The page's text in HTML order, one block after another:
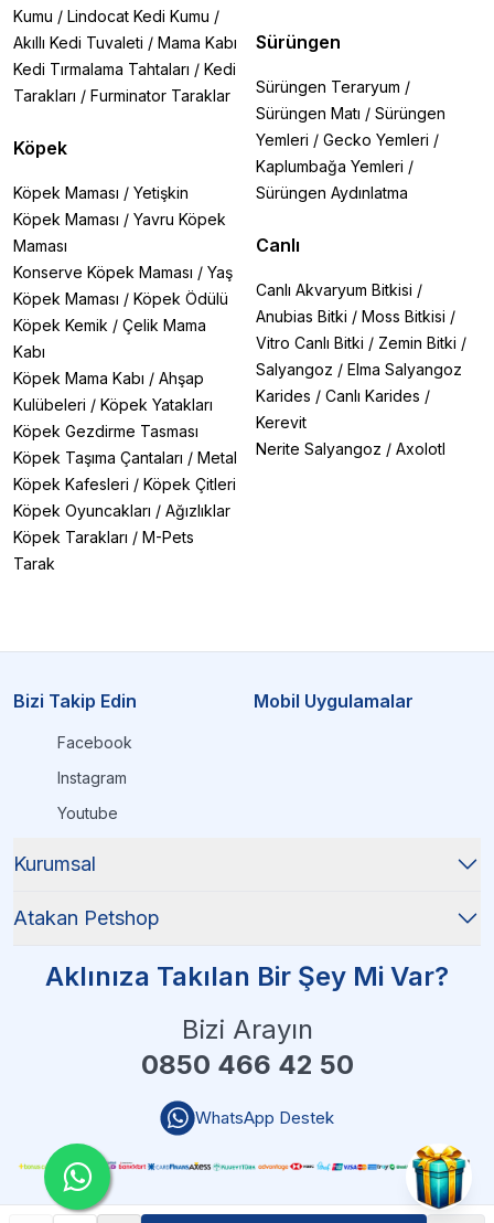
Kumu / Lindocat Kedi Kumu /
Akıllı Kedi Tuvaleti / Mama Kabı
Kedi Tırmalama Tahtaları / Kedi
Tarakları / Furminator Taraklar
Köpek
Köpek Maması / Yetişkin
Köpek Maması / Yavru Köpek
Maması
Konserve Köpek Maması / Yaş
Köpek Maması / Köpek Ödülü
Köpek Kemik / Çelik Mama
Kabı
Köpek Mama Kabı / Ahşap
Kulübeleri / Köpek Yatakları
Köpek Gezdirme Tasması
Köpek Taşıma Çantaları / Metal
Köpek Kafesleri / Köpek Çitleri
Köpek Oyuncakları / Ağızlıklar
Köpek Tarakları / M-Pets
Tarak
Sürüngen
Sürüngen Teraryum /
Sürüngen Matı / Sürüngen
Yemleri / Gecko Yemleri /
Kaplumbağa Yemleri /
Sürüngen Aydınlatma
Canlı
Canlı Akvaryum Bitkisi /
Anubias Bitki / Moss Bitkisi /
Vitro Canlı Bitki / Zemin Bitki /
Salyangoz / Elma Salyangoz
Karides / Canlı Karides /
Kerevit
Nerite Salyangoz / Axolotl
Bizi Takip Edin
Facebook
Instagram
Youtube
Mobil Uygulamalar
Kurumsal
Atakan Petshop
Aklınıza Takılan Bir Şey Mi Var?
Bizi Arayın
0850 466 42 50
WhatsApp Destek